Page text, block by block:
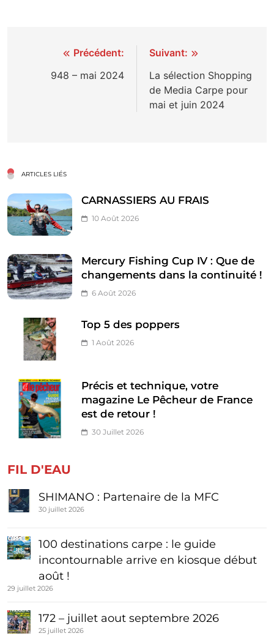
NavigationPrécédent:
948 – mai 2024
Suivant:
La sélection Shopping
de Media Carpe pour
mai et juin 2024
ARTICLES LIÉS
CARNASSIERS AU FRAIS
10 Août 2026
Mercury Fishing Cup IV : Que de
changements dans la continuité !
6 Août 2026
Top 5 des poppers
1 Août 2026
Précis et technique, votre
magazine Le Pêcheur de France
est de retour !
30 Juillet 2026
FIL D'EAU
SHIMANO : Partenaire de la MFC
30 juillet 2026
100 destinations carpe : le guide
incontournable arrive en kiosque début
août !
29 juillet 2026
172 – juillet aout septembre 2026
25 juillet 2026